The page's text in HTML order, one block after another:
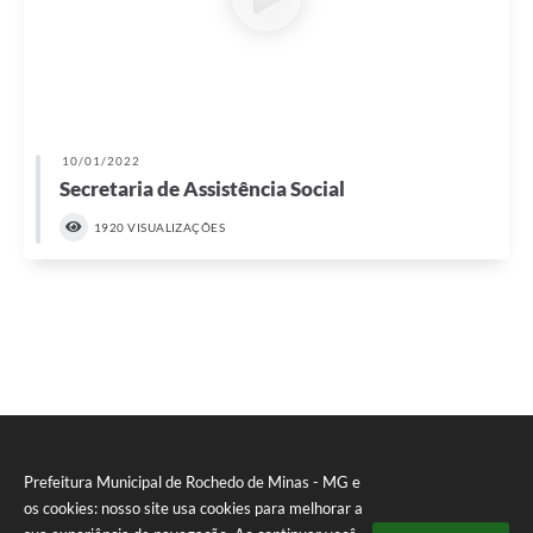
Prefeitura Municipal de Rochedo de Minas - MG e
os cookies: nosso site usa cookies para melhorar a
10/01/2022
Secretaria de Assistência Social
1920 VISUALIZAÇÕES